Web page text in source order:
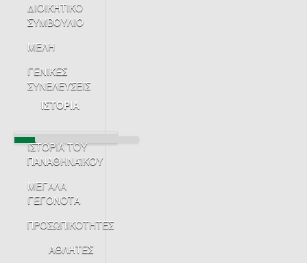
ΔΙΟΙΚΗΤΙΚΟ
ΣΥΜΒΟΥΛΙΟ
ΜΕΛΗ
ΓΕΝΙΚΕΣ
ΣΥΝΕΛΕΥΣΕΙΣ
ΙΣΤΟΡΙΑ
ΙΣΤΟΡΙΑ ΤΟΥ
ΠΑΝΑΘΗΝΑΪΚΟΥ
ΜΕΓΑΛΑ
ΓΕΓΟΝΟΤΑ
ΠΡΟΣΩΠΙΚΟΤΗΤΕΣ
ΑΘΛΗΤΕΣ